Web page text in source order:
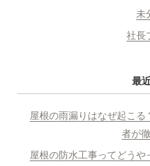
未
社長
最
屋根の雨漏りはなぜ起こ
者が
屋根の防水工事ってどう